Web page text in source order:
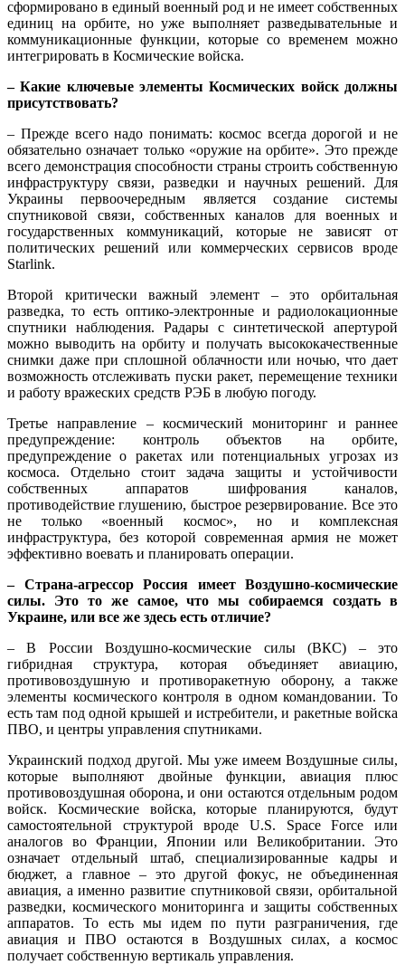
сформировано в единый военный род и не имеет собственных
единиц на орбите, но уже выполняет разведывательные и
коммуникационные функции, которые со временем можно
интегрировать в Космические войска.
– Какие ключевые элементы Космических войск должны
присутствовать?
– Прежде всего надо понимать: космос всегда дорогой и не
обязательно означает только «оружие на орбите». Это прежде
всего демонстрация способности страны строить собственную
инфраструктуру связи, разведки и научных решений. Для
Украины первоочередным является создание системы
спутниковой связи, собственных каналов для военных и
государственных коммуникаций, которые не зависят от
политических решений или коммерческих сервисов вроде
Starlink.
Второй критически важный элемент – это орбитальная
разведка, то есть оптико-электронные и радиолокационные
спутники наблюдения. Радары с синтетической апертурой
можно выводить на орбиту и получать высококачественные
снимки даже при сплошной облачности или ночью, что дает
возможность отслеживать пуски ракет, перемещение техники
и работу вражеских средств РЭБ в любую погоду.
Третье направление – космический мониторинг и раннее
предупреждение: контроль объектов на орбите,
предупреждение о ракетах или потенциальных угрозах из
космоса. Отдельно стоит задача защиты и устойчивости
собственных аппаратов шифрования каналов,
противодействие глушению, быстрое резервирование. Все это
не только «военный космос», но и комплексная
инфраструктура, без которой современная армия не может
эффективно воевать и планировать операции.
– Страна-агрессор Россия имеет Воздушно-космические
силы. Это то же самое, что мы собираемся создать в
Украине, или все же здесь есть отличие?
– В России Воздушно-космические силы (ВКС) – это
гибридная структура, которая объединяет авиацию,
противовоздушную и противоракетную оборону, а также
элементы космического контроля в одном командовании. То
есть там под одной крышей и истребители, и ракетные войска
ПВО, и центры управления спутниками.
Украинский подход другой. Мы уже имеем Воздушные силы,
которые выполняют двойные функции, авиация плюс
противовоздушная оборона, и они остаются отдельным родом
войск. Космические войска, которые планируются, будут
самостоятельной структурой вроде U.S. Space Force или
аналогов во Франции, Японии или Великобритании. Это
означает отдельный штаб, специализированные кадры и
бюджет, а главное – это другой фокус, не объединенная
авиация, а именно развитие спутниковой связи, орбитальной
разведки, космического мониторинга и защиты собственных
аппаратов. То есть мы идем по пути разграничения, где
авиация и ПВО остаются в Воздушных силах, а космос
получает собственную вертикаль управления.